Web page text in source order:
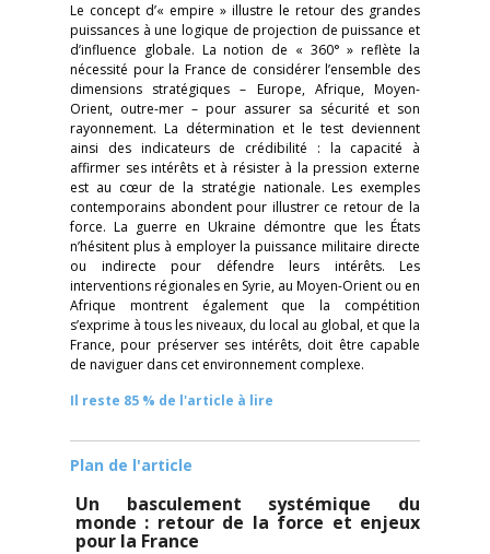
Le concept d’« empire » illustre le retour des grandes
puissances à une logique de projection de puissance et
d’influence globale. La notion de « 360° » reflète la
nécessité pour la France de considérer l’ensemble des
dimensions stratégiques – Europe, Afrique, Moyen-
Orient, outre-mer – pour assurer sa sécurité et son
rayonnement. La détermination et le test deviennent
ainsi des indicateurs de crédibilité : la capacité à
affirmer ses intérêts et à résister à la pression externe
est au cœur de la stratégie nationale. Les exemples
contemporains abondent pour illustrer ce retour de la
force. La guerre en Ukraine démontre que les États
n’hésitent plus à employer la puissance militaire directe
ou indirecte pour défendre leurs intérêts. Les
interventions régionales en Syrie, au Moyen-Orient ou en
Afrique montrent également que la compétition
s’exprime à tous les niveaux, du local au global, et que la
France, pour préserver ses intérêts, doit être capable
de naviguer dans cet environnement complexe.
Il reste 85 % de l'article à lire
Plan de l'article
Un basculement systémique du
monde : retour de la force et enjeux
pour la France